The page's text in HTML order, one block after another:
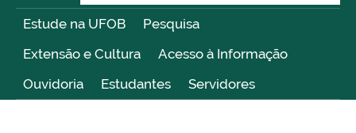
Estude na UFOB
Pesquisa
Extensão e Cultura
Acesso à Informação
Ouvidoria
Estudantes Servidores